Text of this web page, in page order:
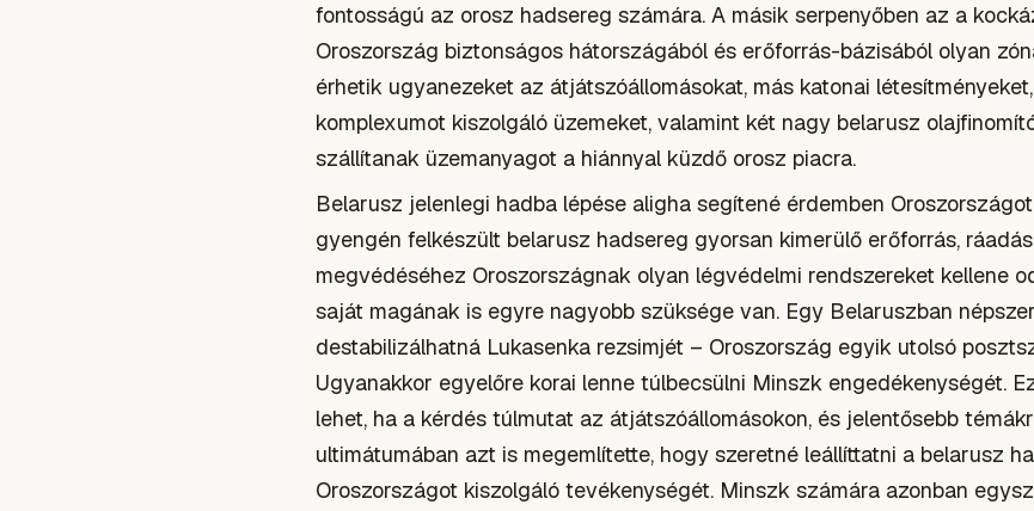
fontosságú az orosz hadsereg számára. A másik serpenyőben az a
Oroszország biztonságos hátországából és erőforrás-bázisából olyan
érhetik ugyanezeket az átjátszóállomásokat, más katonai
komplexumot kiszolgáló üzemeket, valamint két nagy belarusz
szállítanak üzemanyagot a hiánnyal küzdő orosz piacra.
Belarusz jelenlegi hadba lépése aligha segítené érdemben
gyengén felkészült belarusz hadsereg gyorsan kimerülő erőforrás,
megvédéséhez Oroszországnak olyan légvédelmi rendszereket kellene
saját magának is egyre nagyobb szüksége van. Egy Belaruszban
destabilizálhatná Lukasenka rezsimjét – Oroszország egyik utolsó
Ugyanakkor egyelőre korai lenne túlbecsülni Minszk engedékenységét.
lehet, ha a kérdés túlmutat az átjátszóállomásokon, és jelentősebb
ultimátumában azt is megemlítette, hogy szeretné leállíttatni a belarusz
Oroszországot kiszolgáló tevékenységét. Minszk számára azonban